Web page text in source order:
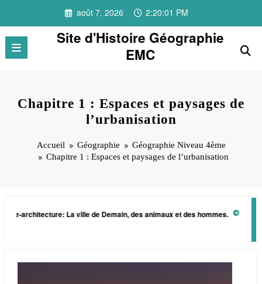
contenu
août 7, 2026 2:20:01 PM
Site d'Histoire Géographie
EMC
Chapitre 1 : Espaces et paysages de
l’urbanisation
Accueil Géographie
Géographie Niveau 4ème
Chapitre 1 : Espaces et paysages de l’urbanisation
architecture: La ville de Demain, des animaux et des hommes. Projet